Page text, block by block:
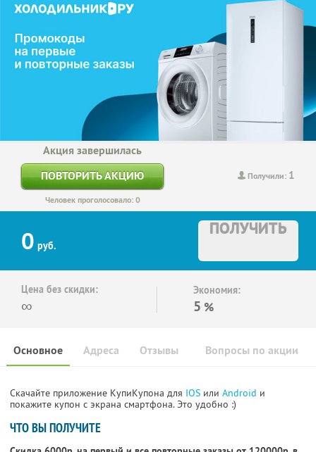
Получили: 1
Акция завершилась
ПОВТОРИТЬ АКЦИЮ
Человек проголосовало: 0
0 руб.
ПОЛУЧИТЬ
Цена без скидки:
∞
Экономия:
5 %
Основное Отзывы Вопросы по акции
Адреса
Скачайте приложение КупиКупона для IOS или Android и
покажите купон с экрана смартфона. Это удобно :)
ЧТО ВЫ ПОЛУЧИТЕ